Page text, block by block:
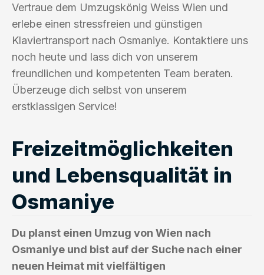
Vertraue dem Umzugskönig Weiss Wien und
erlebe einen stressfreien und günstigen
Klaviertransport nach Osmaniye. Kontaktiere uns
noch heute und lass dich von unserem
freundlichen und kompetenten Team beraten.
Überzeuge dich selbst von unserem
erstklassigen Service!
Freizeitmöglichkeiten
und Lebensqualität in
Osmaniye
Du planst einen Umzug von Wien nach
Osmaniye und bist auf der Suche nach einer
neuen Heimat mit vielfältigen